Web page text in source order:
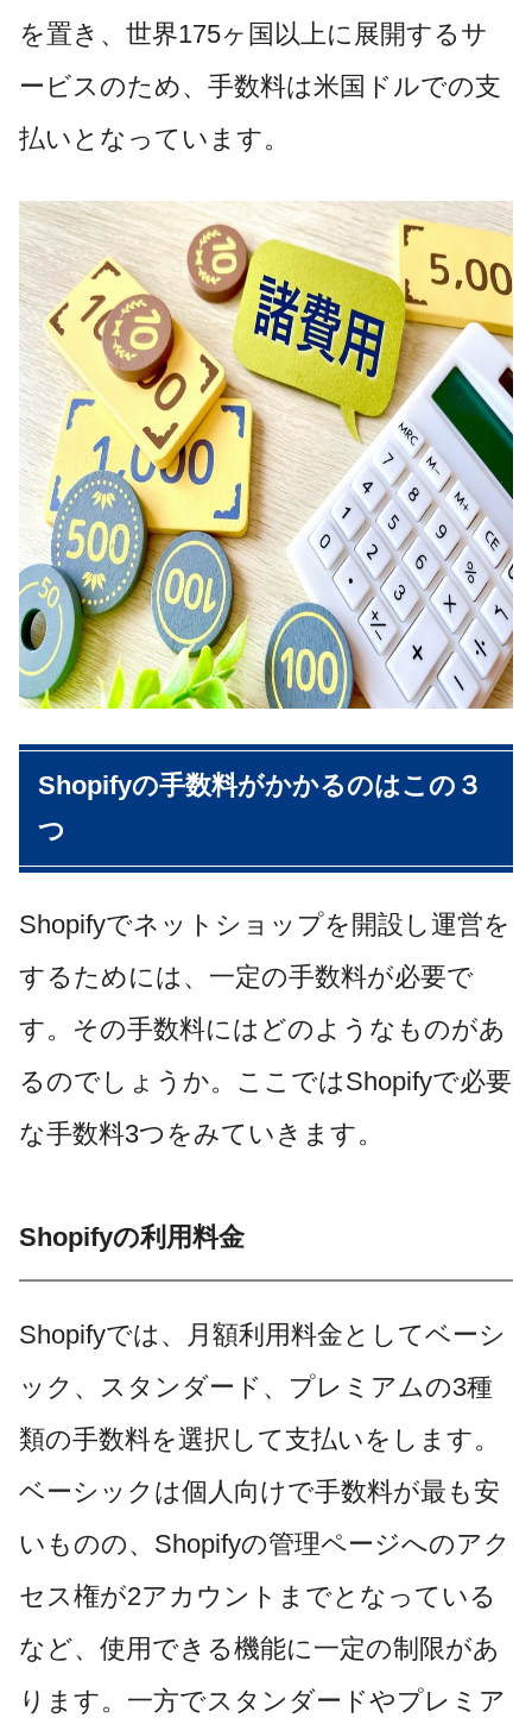
を置き、世界175ヶ国以上に展開するサ
ービスのため、手数料は米国ドルでの支
払いとなっています。
Shopifyの手数料がかかるのはこの３
つ
Shopifyでネットショップを開設し運営を
するためには、一定の手数料が必要で
す。その手数料にはどのようなものがあ
るのでしょうか。ここではShopifyで必要
な手数料3つをみていきます。
Shopifyの利用料金
Shopifyでは、月額利用料金としてベーシ
ック、スタンダード、プレミアムの3種
類の手数料を選択して支払いをします。
ベーシックは個人向けで手数料が最も安
いものの、Shopifyの管理ページへのアク
セス権が2アカウントまでとなっている
など、使用できる機能に一定の制限があ
ります。一方でスタンダードやプレミア